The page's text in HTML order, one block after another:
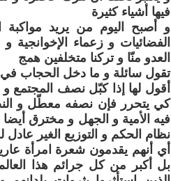
فيها أشياء كثيرة
و أصبح اليوم من يريد
الفضائيات و زعماء الإخوانجية
العدو منّا و تركنا متخلفين همج
تقول سائلة و ما دخل الحجاب في
أقول لها إذا كبّل نصف المجتمع
كي يتحرر فإن نصفه معطّل و
فيه الأمية و الجهل و مخترق
نظام الحكم و التوزيع الغير
أي أنهم يقدمون شعرة امرأة
بل أكبر من كل جرائم هذا